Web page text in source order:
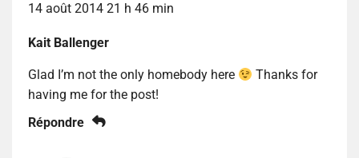
14 août 2014 21 h 46 min
Kait Ballenger
Glad I’m not the only homebody here
Thanks for
having me for the post!
Répondre